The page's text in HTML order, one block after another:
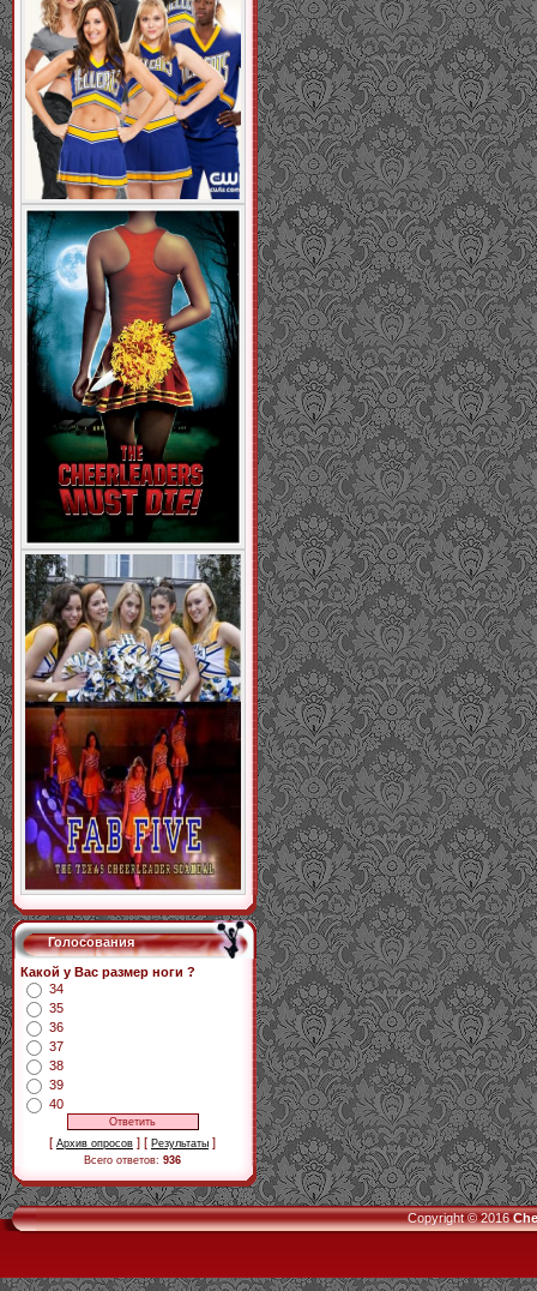
Голосования
Какой у Вас размер ноги ?
34
35
36
37
38
39
40
[ Архив опросов ] [ Результаты ]
Всего ответов: 936
Copyright © 2016